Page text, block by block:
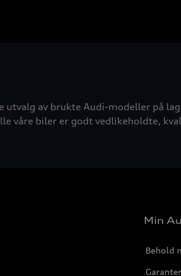
av brukte Audi-modeller på
våre biler er godt vedlikeholdte,
Min
Behold